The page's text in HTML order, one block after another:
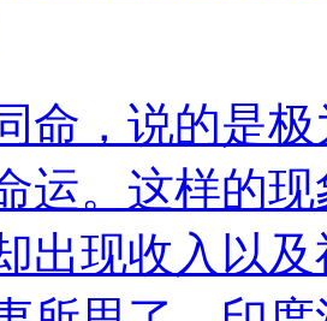
命，说的是
运。这样的
出现收入以